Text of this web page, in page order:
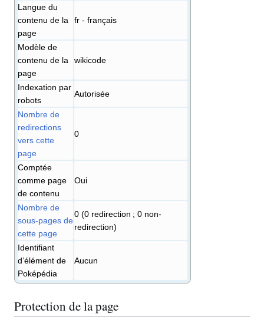
Langue du
contenu de la
page
fr - français
Modèle de
contenu de la
page
wikicode
Indexation par
robots
Autorisée
Nombre de
redirections
vers cette
page
0
Comptée
comme page
de contenu
Oui
Nombre de
sous-pages de
cette page
0 (0 redirection ; 0 non-
redirection)
Identifiant
d’élément de
Poképédia
Aucun
Protection de la page